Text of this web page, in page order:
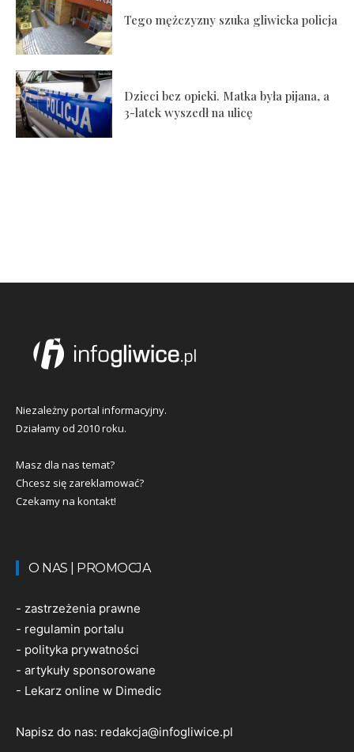
Tego mężczyzny szuka gliwicka policja
Dzieci bez opieki. Matka była pijana, a
3-latek wyszedł na ulicę
Niezależny portal informacyjny.
Działamy od 2010 roku.
Masz dla nas temat?
Chcesz się zareklamować?
Czekamy na kontakt!
O NAS | PROMOCJA
- zastrzeżenia prawne
- regulamin portalu
- polityka prywatności
- artykuły sponsorowane
- Lekarz online w Dimedic
Napisz do nas: redakcja@infogliwice.pl